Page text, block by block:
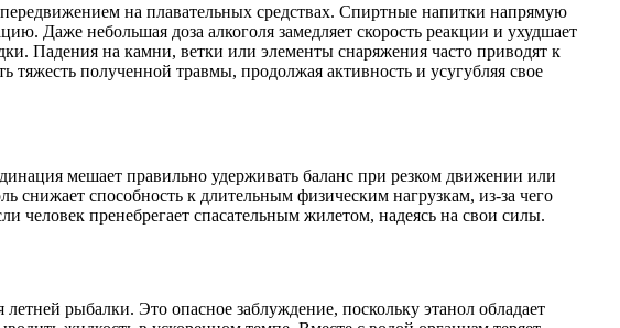
на плавательных средствах. Спиртные напитки напрямую
Даже небольшая доза алкоголя замедляет скорость реакции и ухудшает
Падения на камни, ветки или элементы снаряжения часто приводят к
полученной травмы, продолжая активность и усугубляя свое
мешает правильно удерживать баланс при резком движении или
снижает способность к длительным физическим нагрузкам, из-за чего
человек пренебрегает спасательным жилетом, надеясь на свои силы.
рыбалки. Это опасное заблуждение, поскольку этанол обладает